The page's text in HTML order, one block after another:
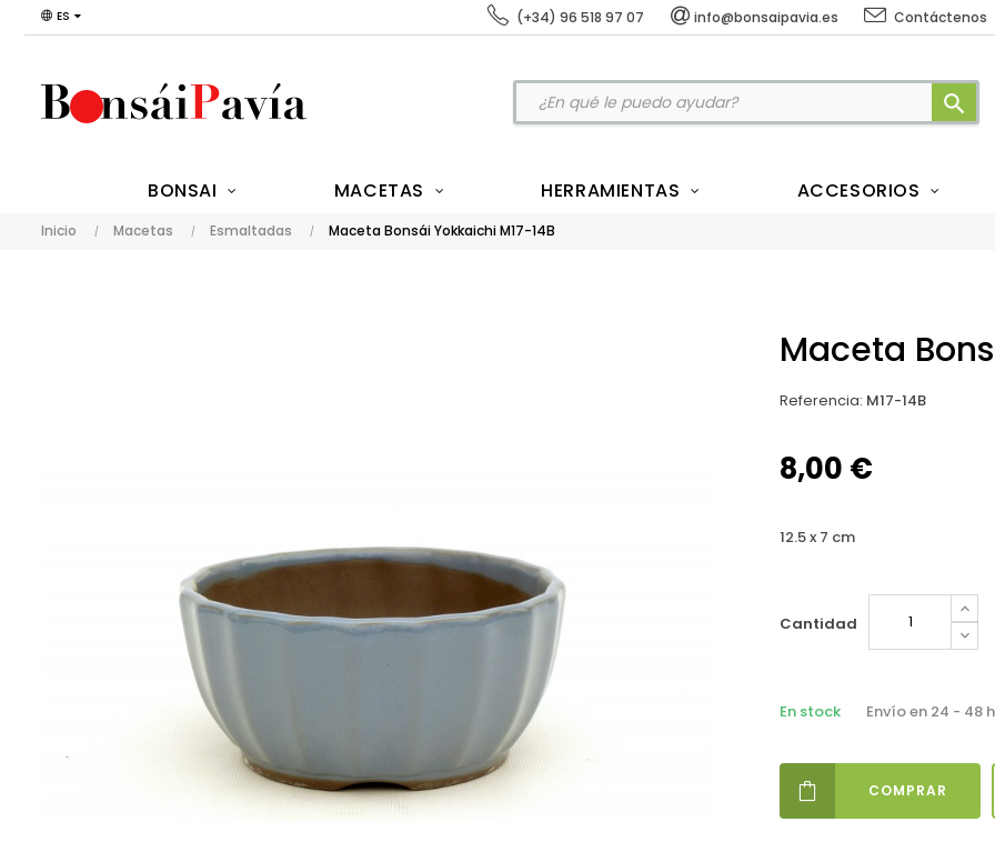
ES (+34) 96 518 97 07 info@bonsaipavia.es Contáctenos
search
BONSAI MACETAS HERRAMIENTAS ACCESORIOS
Inicio Macetas Esmaltadas Maceta Bonsái Yokkaichi M17-14B
Maceta
Referencia: M17-14B
8,00 €
12.5 x 7 cm
Cantidad
En stock Envío en 24 - 48
COMPRAR